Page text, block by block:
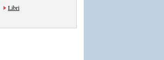
Libri